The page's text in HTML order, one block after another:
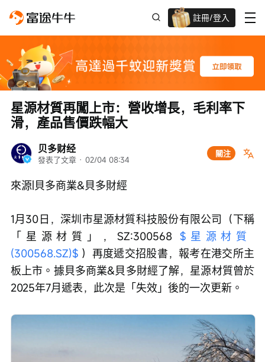
註冊/登入
贝多财经
發表了文章 · 02/04 08:34
關注
星源材質再闖上市：營收增長，毛利率下
滑，產品售價跌幅大
來源|貝多商業&貝多財經
1月30日，深圳市星源材質科技股份有限公司（下稱
「星源材質」，SZ:300568 $星源材質
(300568.SZ)$ ）再度遞交招股書，報考在港交所主
板上市。據貝多商業&貝多財經了解，星源材質曾於
2025年7月遞表，此次是「失效」後的一次更新。